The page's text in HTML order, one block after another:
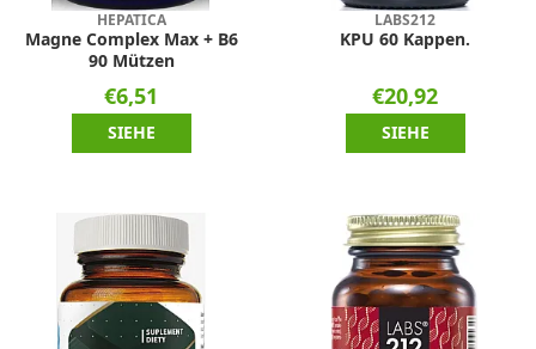
HEPATICA
Magne Complex Max + B6
90 Mützen
€6,51
SIEHE
LABS212
KPU 60 Kappen.
€20,92
SIEHE